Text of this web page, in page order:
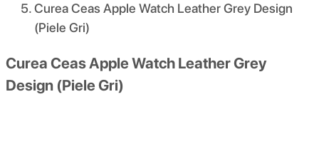
Curea Ceas Apple Watch Leather Grey Design
(Piele Gri)
Curea Ceas Apple Watch Leather Grey
Design (Piele Gri)